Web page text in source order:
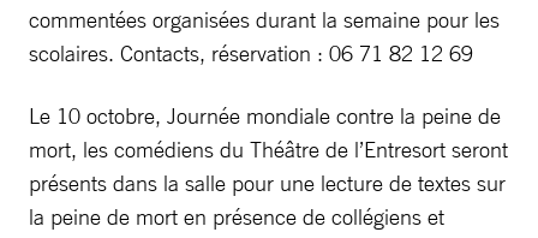
commentées organisées durant la semaine pour les
scolaires. Contacts, réservation : 06 71 82 12 69
Le 10 octobre, Journée mondiale contre la peine de
mort, les comédiens du Théâtre de l’Entresort seront
présents dans la salle pour une lecture de textes sur
la peine de mort en présence de collégiens et